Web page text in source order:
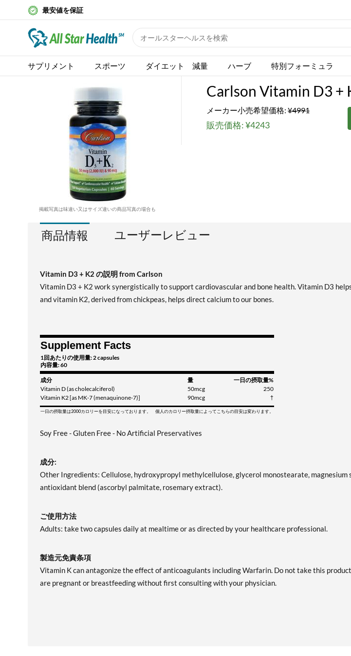
最安値を保証
サプリメント スポーツ ダイエット 減量 ハーブ 特別フォーミュラ
掲載写真は味違い又はサイズ違いの商品写真の場合も
Carlson Vitamin D3 +
メーカー小売希望価格: ¥4991
販売価格: ¥4243
商品情報 ユーザーレビュー
Vitamin D3 + K2 の説明 from Carlson
Vitamin D3 + K2 work synergistically to support cardiovascular and bone health. Vitamin D3
and vitamin K2, derived from chickpeas, helps direct calcium to our bones.
Supplement Facts
1回あたりの使用量: 2 capsules
内容量: 60
成分 量
一日の摂取量%
Vitamin D (as cholecalciferol)
50mcg
250
Vitamin K2 [as MK-7 (menaquinone-7)]
90mcg †
一日の摂取量は2000カロリーを目安になっております。 個人のカロリー摂取量によってこちらの目安は変わります。
Soy Free - Gluten Free - No Artificial Preservatives
成分:
Other Ingredients: Cellulose, hydroxypropyl methylcellulose, glycerol monostearate, magnesium
antioxidant blend (ascorbyl palmitate, rosemary extract).
ご使用方法
Adults: take two capsules daily at mealtime or as directed by your healthcare professional.
製造元免責条項
Vitamin K can antagonize the effect of anticoagulants including Warfarin. Do not take this
are pregnant or breastfeeding without first consulting with your physician.